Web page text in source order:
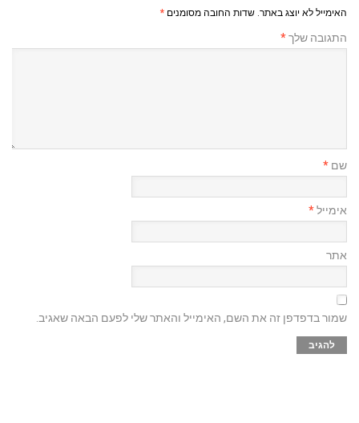
האימייל לא יוצג באתר. שדות החובה מסומנים *
התגובה שלך*
שם *
אימייל*
אתר
שמור בדפדפן זה את השם, האימייל והאתר שלי לפעם הבאה שאגיב.